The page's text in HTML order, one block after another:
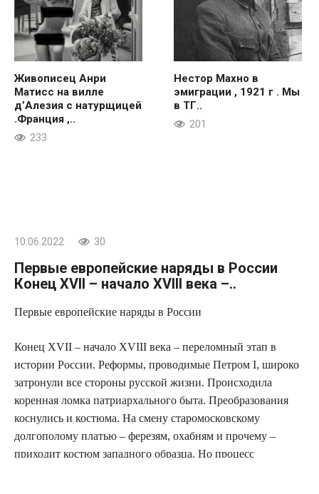
Живописец Анри
Матисс на вилле
д’Алезия с натурщицей
.Франция ,..
233
Нестор Махно в
эмиграции , 1921 г . Мы
в ТГ..
201
10.06.2022 30
Первые европейские наряды в России
Конец XVII – начало XVIII века –..
Первые европейские наряды в России
Конец XVII – начало XVIII века – переломный этап в
истории России. Реформы, проводимые Петром I, широко
затронули все стороны русской жизни. Происходила
коренная ломка патриархального быта. Преобразования
коснулись и костюма. На смену старомосковскому
долгополому платью – ферезям, охабням и прочему –
приходит костюм западного образца. Но процесс